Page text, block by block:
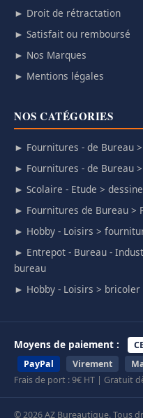
► Droit de rétractation
► Satisfait ou remboursé
► Nos Marques
► Mentions légales
NOS CATÉGORIES
► Fournitures - de Bureau
► Fournitures - de Bureau
► Scolaire - Etude >
► Fournitures de Bureau >
► Hobby - Loisirs >
► Entrepot - Bureau -
bureau
► Hobby - Loisirs > bricoler
Moyens de paiement :
PayPal
Virement
Frais de port : 9€ HT | Gratuit
© 2026 AZ Bureautique. Tous